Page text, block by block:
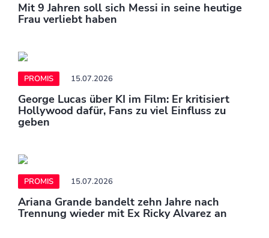
Mit 9 Jahren soll sich Messi in seine heutige
Frau verliebt haben
PROMIS 15.07.2026
George Lucas über KI im Film: Er kritisiert
Hollywood dafür, Fans zu viel Einfluss zu
geben
PROMIS 15.07.2026
Ariana Grande bandelt zehn Jahre nach
Trennung wieder mit Ex Ricky Alvarez an